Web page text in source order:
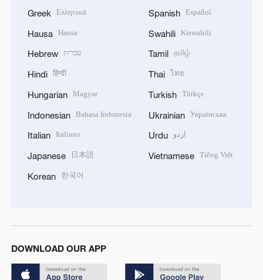
Greek Ελληνικά
Hausa Hausa
Hebrew עברית
Hindi हिन्दी
Hungarian Magyar
Indonesian Bahasa Indonesia
Italian Italiano
Japanese 日本語
Korean 한국어
Spanish Español
Swahili Kiswahili
Tamil தமிழ்
Thai ไทย
Turkish Türkçe
Ukrainian Українська
Urdu اردو
Vietnamese Tiếng Việt
DOWNLOAD OUR APP